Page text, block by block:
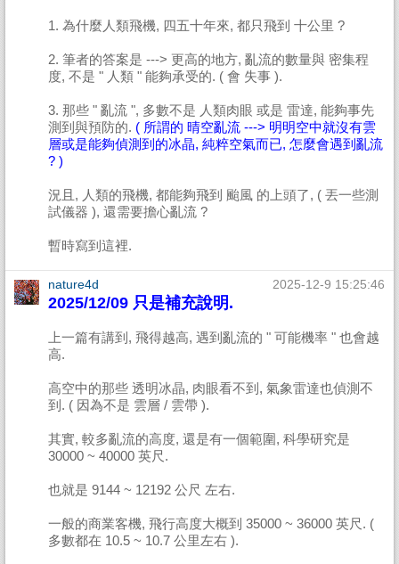
1. 為什麼人類飛機, 四五十年來, 都只飛到 十公里 ?
2. 筆者的答案是 ---> 更高的地方, 亂流的數量與 密集程
度, 不是 " 人類 " 能夠承受的. ( 會 失事 ).
3. 那些 " 亂流 ", 多數不是 人類肉眼 或是 雷達, 能夠事先
測到與預防的. ( 所謂的 晴空亂流 ---> 明明空中就沒有雲
層或是能夠偵測到的冰晶, 純粹空氣而已, 怎麼會遇到亂流
? )
況且, 人類的飛機, 都能夠飛到 颱風 的上頭了, ( 丟一些測
試儀器 ), 還需要擔心亂流 ?
暫時寫到這裡.
nature4d 2025-12-9 15:25:46
2025/12/09 只是補充說明.
上一篇有講到, 飛得越高, 遇到亂流的 " 可能機率 " 也會越
高.
高空中的那些 透明冰晶, 肉眼看不到, 氣象雷達也偵測不
到. ( 因為不是 雲層 / 雲帶 ).
其實, 較多亂流的高度, 還是有一個範圍, 科學研究是
30000 ~ 40000 英尺.
也就是 9144 ~ 12192 公尺 左右.
一般的商業客機, 飛行高度大概到 35000 ~ 36000 英尺. (
多數都在 10.5 ~ 10.7 公里左右 ).